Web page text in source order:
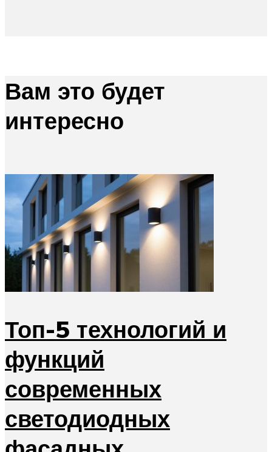
Вам это будет
интересно
Топ-5 технологий и
функций
современных
светодиодных